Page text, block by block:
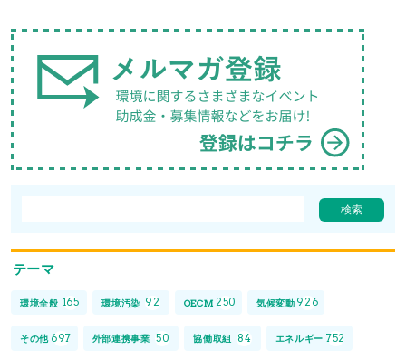
テーマ
環境全般 165 環境汚染 92 OECM 250 気候変動 926
その他 697 外部連携事業 50 協働取組 84 エネルギー 752